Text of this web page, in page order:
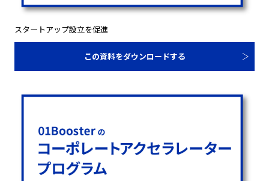
スタートアップ設立を促進
この資料をダウンロードする